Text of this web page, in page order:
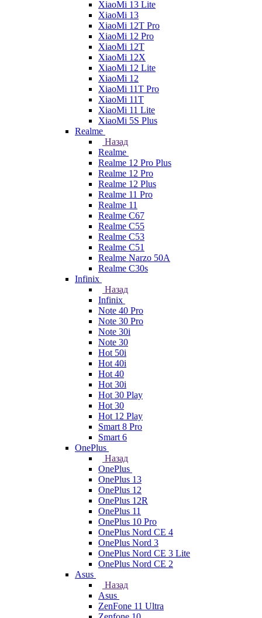
XiaoMi 13 Lite
XiaoMi 13
XiaoMi 12T Pro
XiaoMi 12 Pro
XiaoMi 12T
XiaoMi 12X
XiaoMi 12 Lite
XiaoMi 12
XiaoMi 11T Pro
XiaoMi 11T
XiaoMi 11 Lite
XiaoMi 5S Plus
Realme
Назад
Realme
Realme 12 Pro Plus
Realme 12 Pro
Realme 12 Plus
Realme 11 Pro
Realme 11
Realme C67
Realme C55
Realme C53
Realme C51
Realme Narzo 50A
Realme C30s
Infinix
Назад
Infinix
Note 40 Pro
Note 30 Pro
Note 30i
Note 30
Hot 50i
Hot 40i
Hot 40
Hot 30i
Hot 30 Play
Hot 30
Hot 12 Play
Smart 8 Pro
Smart 6
OnePlus
Назад
OnePlus
OnePlus 13
OnePlus 12
OnePlus 12R
OnePlus 11
OnePlus 10 Pro
OnePlus Nord CE 4
OnePlus Nord 3
OnePlus Nord CE 3 Lite
OnePlus Nord CE 2
Asus
Назад
Asus
ZenFone 11 Ultra